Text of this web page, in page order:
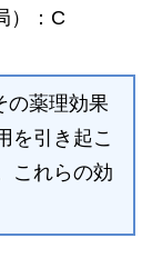
）：C
の薬理効果
を引き起こ
これらの効